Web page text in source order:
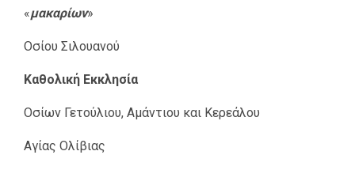
«μακαρίων»
Οσίου Σιλουανού
Καθολική Εκκλησία
Οσίων Γετούλιου, Αμάντιου και Κερεάλου
Αγίας Ολίβιας